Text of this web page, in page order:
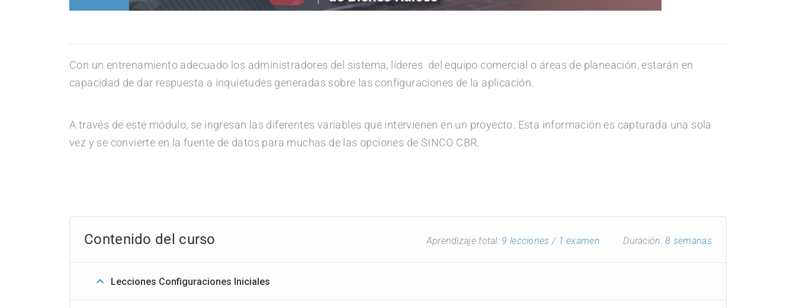
Con un entrenamiento adecuado los administradores del sistema, líderes del equipo comercial o áreas de planeación, estarán en
capacidad de dar respuesta a inquietudes generadas sobre las configuraciones de la aplicación.
A través de este módulo, se ingresan las diferentes variables que intervienen en un proyecto. Esta información es capturada una sola
vez y se convierte en la fuente de datos para muchas de las opciones de SINCO CBR.
Contenido del curso Aprendizaje total: 9 lecciones / 1 examen Duración:8 semanas
Lecciones Configuraciones Iniciales